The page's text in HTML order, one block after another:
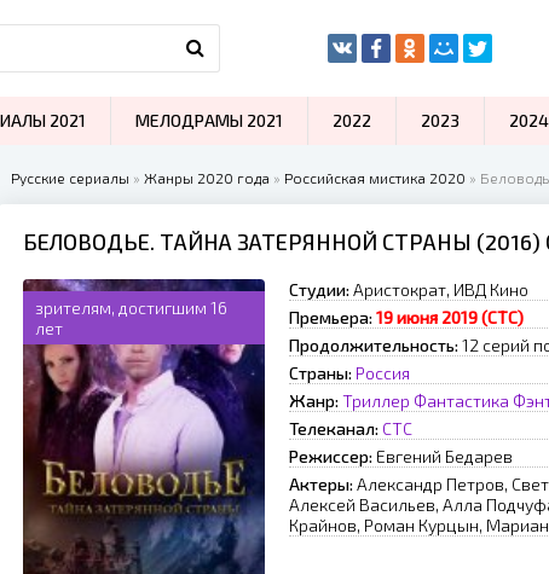
Русские сериалы » Жанры 2020 года » Российская мистика 2020 »
БЕЛОВОДЬЕ. ТАЙНА ЗАТЕРЯННОЙ СТРАНЫ
зрителям, достигшим 16
лет
Студии: Аристократ, ИВД Кино
Премьера: 19 июня 2019 (СТС)
Продолжительность: 12 серий
Страны: Россия
Жанр: Триллер Фантастика
Телеканал: СТС
Режиссер: Евгений Бедарев
Актеры: Александр Петров,
Алексей Васильев, Алла
Крайнов, Роман Курцын,
2021 МЕЛОДРАМЫ 2021 2022 2023 2024